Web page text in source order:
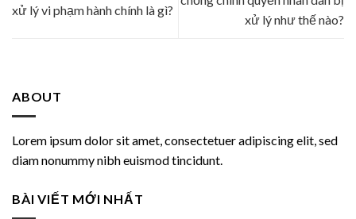
xử lý vi phạm hành chính là gì?
xử lý như thế nào?
ABOUT
Lorem ipsum dolor sit amet, consectetuer adipiscing elit, sed
diam nonummy nibh euismod tincidunt.
BÀI VIẾT MỚI NHẤT